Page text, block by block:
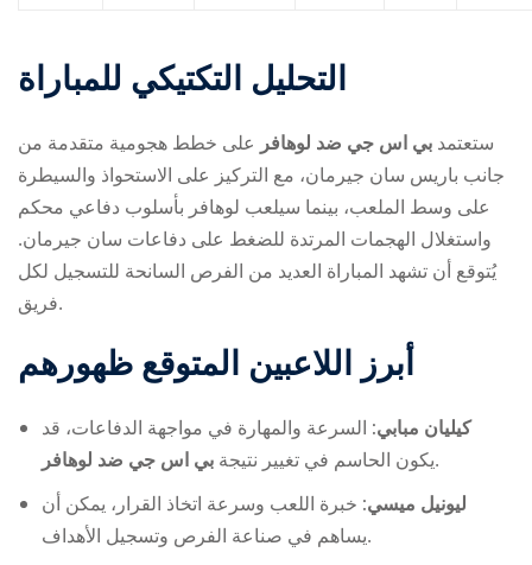
التحليل التكتيكي للمباراة
ستعتمد بي اس جي ضد لوهافر على خطط هجومية متقدمة من
جانب باريس سان جيرمان، مع التركيز على الاستحواذ والسيطرة
على وسط الملعب، بينما سيلعب لوهافر بأسلوب دفاعي محكم
واستغلال الهجمات المرتدة للضغط على دفاعات سان جيرمان.
يُتوقع أن تشهد المباراة العديد من الفرص السانحة للتسجيل لكل
فريق.
أبرز اللاعبين المتوقع ظهورهم
كيليان مبابي: السرعة والمهارة في مواجهة الدفاعات، قد
يكون الحاسم في تغيير نتيجة بي اس جي ضد لوهافر
.
ليونيل ميسي: خبرة اللعب وسرعة اتخاذ القرار، يمكن أن
يساهم في صناعة الفرص وتسجيل الأهداف.